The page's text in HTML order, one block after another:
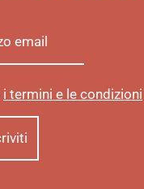
i termini e le condizioni